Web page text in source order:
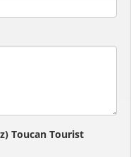
Toucan Tourist